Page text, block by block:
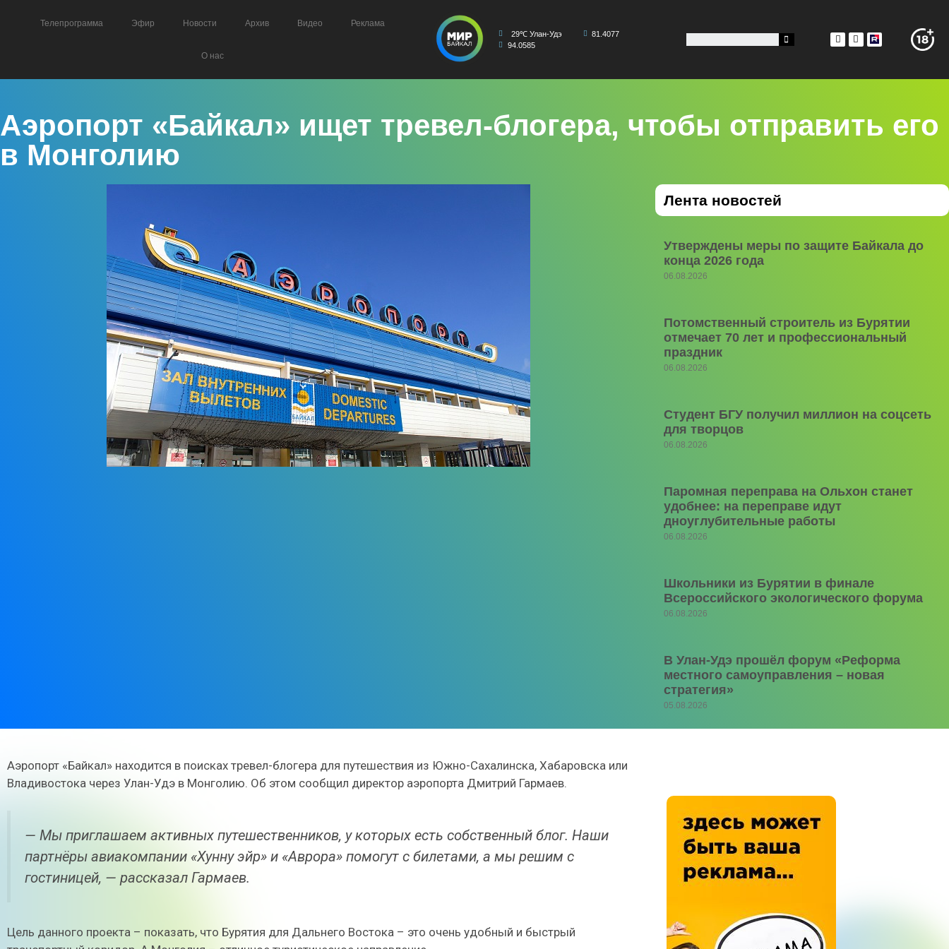
Телепрограмма Эфир Новости Архив Видео Реклама
О нас
29℃ Улан-Удэ
81.4077
94.0585
Аэропорт «Байкал» ищет тревел-блогера, чтобы отправить его
в Монголию
Лента новостей
Утверждены меры по защите Байкала до
конца 2026 года
06.08.2026
Потомственный строитель из Бурятии
отмечает 70 лет и профессиональный
праздник
06.08.2026
Студент БГУ получил миллион на соцсеть
для творцов
06.08.2026
Паромная переправа на Ольхон станет
удобнее: на переправе идут
дноуглубительные работы
06.08.2026
Школьники из Бурятии в финале
Всероссийского экологического форума
06.08.2026
В Улан-Удэ прошёл форум «Реформа
местного самоуправления – новая
стратегия»
05.08.2026
Аэропорт «Байкал» находится в поисках тревел-блогера для путешествия из Южно-Сахалинска, Хабаровска или
Владивостока через Улан-Удэ в Монголию. Об этом сообщил директор аэропорта Дмитрий Гармаев.
— Мы приглашаем активных путешественников, у которых есть собственный блог. Наши
партнёры авиакомпании «Хунну эйр» и «Аврора» помогут с билетами, а мы решим с
гостиницей, — рассказал Гармаев.
Цель данного проекта – показать, что Бурятия для Дальнего Востока – это очень удобный и быстрый